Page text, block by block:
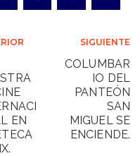
EN
SIGUIENTE
COLUMBAR
IO DEL
PANTEÓN
SAN
MIGUEL SE
ENCIENDE.